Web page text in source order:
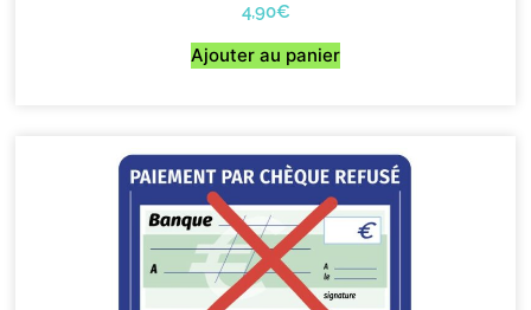
4,90€
Ajouter au panier